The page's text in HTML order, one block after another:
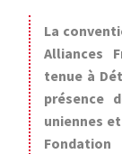
La
Alliances
tenue à
présence
uniennes